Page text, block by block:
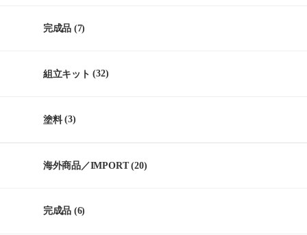
完成品 (7)
組立キット (32)
塗料(3)
海外商品／IMPORT(20)
完成品 (6)